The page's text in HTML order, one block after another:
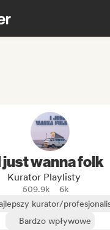
just wanna folk
Kurator Playlisty
509.9k
6k
kurator/
Bardzo wpływowe